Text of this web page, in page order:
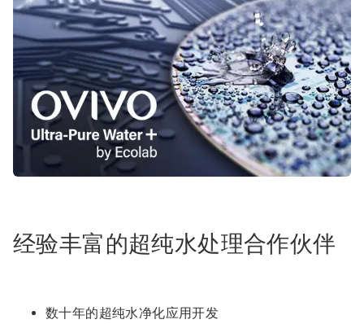
经验丰富的超纯水处理合作伙伴
数十年的超纯水净化应用开发